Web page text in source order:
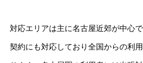
対応エリアは主に名古屋近郊が中心
契約にも対応しており全国からの利